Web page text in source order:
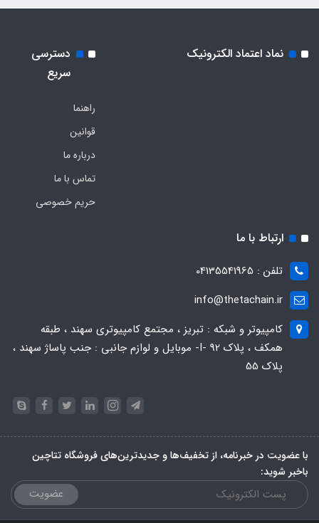
نماد اعتماد الکترونیک
دسترسی
سریع
راهنما
قوانین
درباره ما
تماس با ما
حریم خصوصی
ارتباط با ما
تلفن : 04135541965
info@thetachain.ir
کامپیوتر و شبکه : تبریز ، مجتمع کامپیوتری سهند ، طبقه
همکف ، پلاک 92 -I- موبایل و لوازم جانبی : جنب پاساژ سهند ،
پلاک 55
با عضویت در خبرنامه، از تخفیف‌ها و جدیدترین‌های فروشگاه تتاچین
باخبر شوید:
عضویت